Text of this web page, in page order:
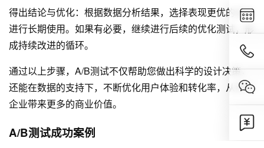
得出结论与优化：根据数据分析结果，选择表现更优的设计
进行长期使用。如果有必要，继续进行后续的优化测试，形
成持续改进的循环。
通过以上步骤，A/B测试不仅帮助您做出科学的设计决策，
还能在数据的支持下，不断优化用户体验和转化率，从而为
企业带来更多的商业价值。
A/B测试成功案例